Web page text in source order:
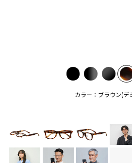
カラー：ブラウン(デ